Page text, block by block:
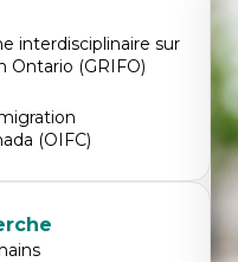
interdisciplinaire sur
Ontario (GRIFO)
(OIFC)